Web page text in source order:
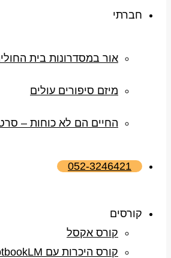
חברתי
אור במסדרונות בית
מיזם סיפורים עולים
החיים הם לא כוחות –
052-3246421
קורסים
קורס אקסל
קורס היכרות עם NotbookLM